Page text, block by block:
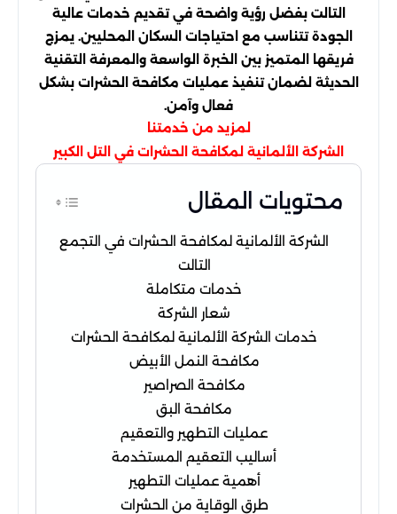
التالت بفضل رؤية واضحة في تقديم خدمات عالية
الجودة تتناسب مع احتياجات السكان المحليين. يمزج
فريقها المتميز بين الخبرة الواسعة والمعرفة التقنية
الحديثة لضمان تنفيذ عمليات مكافحة الحشرات بشكل
فعال وآمن.
لمزيد من خدمتنا
الشركة الألمانية لمكافحة الحشرات في التل الكبير
محتويات المقال
الشركة الألمانية لمكافحة الحشرات في التجمع
التالت
خدمات متكاملة
شعار الشركة
خدمات الشركة الألمانية لمكافحة الحشرات
مكافحة النمل الأبيض
مكافحة الصراصير
مكافحة البق
عمليات التطهير والتعقيم
أساليب التعقيم المستخدمة
أهمية عمليات التطهير
طرق الوقاية من الحشرات